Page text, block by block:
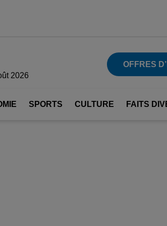
2026
OFFRES
SPORTS CULTURE FAITS